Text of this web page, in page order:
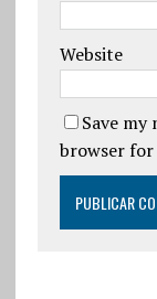
Website
Save my
browser